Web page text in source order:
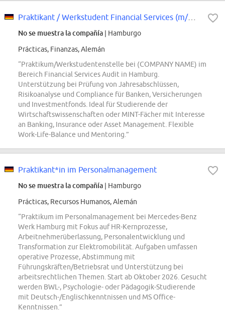
Praktikant / Werkstudent Financial Services (m/w/d) in Hamburg
No se muestra la compañía | Hamburgo
Prácticas, Finanzas, Alemán
“Praktikum/Werkstudentenstelle bei (COMPANY NAME) im
Bereich Financial Services Audit in Hamburg.
Unterstützung bei Prüfung von Jahresabschlüssen,
Risikoanalyse und Compliance für Banken, Versicherungen
und Investmentfonds. Ideal für Studierende der
Wirtschaftswissenschaften oder MINT-Fächer mit Interesse
an Banking, Insurance oder Asset Management. Flexible
Work-Life-Balance und Mentoring.”
Praktikant*in im Personalmanagement
No se muestra la compañía | Hamburgo
Prácticas, Recursos Humanos, Alemán
“Praktikum im Personalmanagement bei Mercedes-Benz
Werk Hamburg mit Fokus auf HR-Kernprozesse,
Arbeitnehmerüberlassung, Personalentwicklung und
Transformation zur Elektromobilität. Aufgaben umfassen
operative Prozesse, Abstimmung mit
Führungskräften/Betriebsrat und Unterstützung bei
arbeitsrechtlichen Themen. Start ab Oktober 2026. Gesucht
werden BWL-, Psychologie- oder Pädagogik-Studierende
mit Deutsch-/Englischkenntnissen und MS Office-
Kenntnissen.”